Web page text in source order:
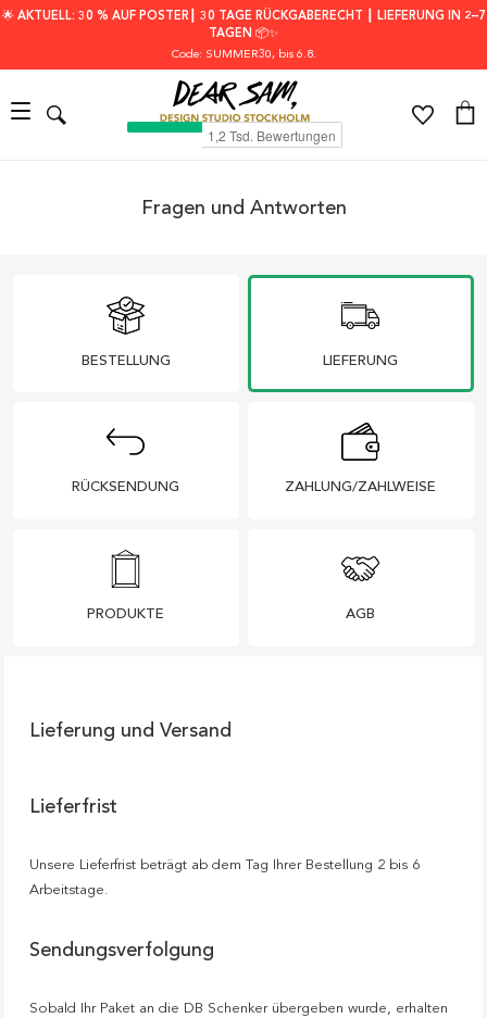
🌟 AKTUELL: 30 % AUF POSTER┃ 30 TAGE RÜCKGABERECHT ┃ LIEFERUNG IN 2–7
TAGEN 📦✨
Code: SUMMER30, bis 6.8.
Fragen und Antworten
BESTELLUNG LIEFERUNG
RÜCKSENDUNG ZAHLUNG/ZAHLWEISE
PRODUKTE AGB
Lieferung und Versand
Lieferfrist
Unsere Lieferfrist beträgt ab dem Tag Ihrer Bestellung 2 bis 6
Arbeitstage.
Sendungsverfolgung
Sobald Ihr Paket an die DB Schenker übergeben wurde, erhalten